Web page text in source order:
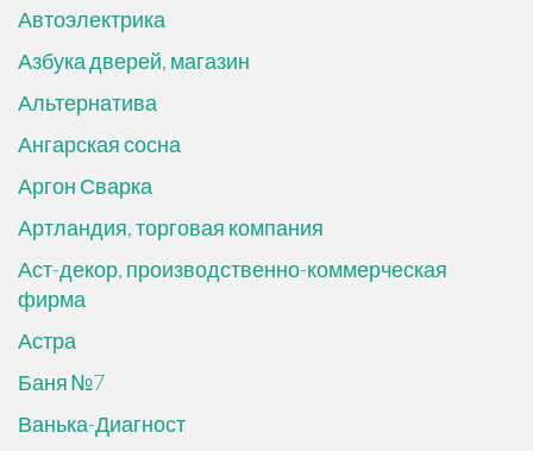
Автоэлектрика
Азбука дверей, магазин
Альтернатива
Ангарская сосна
Аргон Сварка
Артландия, торговая компания
Аст-декор, производственно-коммерческая
фирма
Астра
Баня №7
Ванька-Диагност